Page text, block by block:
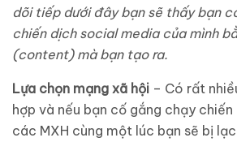
dõi tiếp dưới đây bạn sẽ thấy bạn
chiến dịch social media của mình
(content) mà bạn tạo ra.
Lựa chọn mạng xã hội – Có rất
hợp và nếu bạn cố gắng chạy
các MXH cùng một lúc bạn sẽ bị